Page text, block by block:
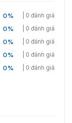
0% | 0 đánh giá
0% | 0 đánh giá
0% | 0 đánh giá
0% | 0 đánh giá
0% | 0 đánh giá